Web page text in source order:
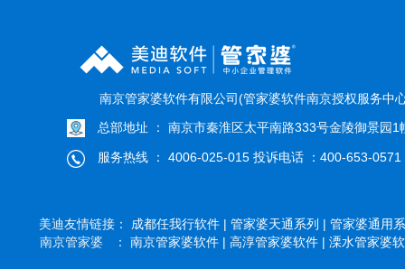
南京管家婆软件有限公司(管家婆软件南京授权服务中
总部地址 ： 南京市秦淮区太平南路333号金陵御景园1
服务热线 ： 4006-025-015 投诉电话 ：400-653-0571
美迪友情链接： 成都任我行软件 | 管家婆天通系列 | 管家婆通用
南京管家婆 ： 南京管家婆软件 | 高淳管家婆软件 | 溧水管家婆